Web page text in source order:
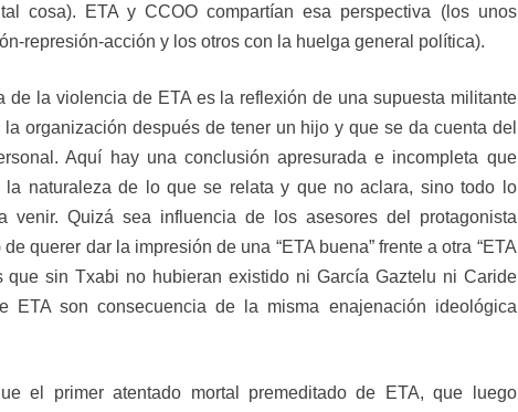
cosa). ETA y CCOO compartían esa perspectiva (los unos
represión-acción y los otros con la huelga general política).
de la violencia de ETA es la reflexión de una supuesta militante
organización después de tener un hijo y que se da cuenta del
Aquí hay una conclusión apresurada e incompleta que
naturaleza de lo que se relata y que no aclara, sino todo lo
venir. Quizá sea influencia de los asesores del protagonista
querer dar la impresión de una “ETA buena” frente a otra “ETA
que sin Txabi no hubieran existido ni García Gaztelu ni Caride
ETA son consecuencia de la misma enajenación ideológica
el primer atentado mortal premeditado de ETA, que luego